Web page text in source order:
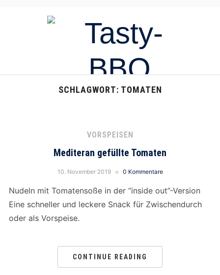
SCHLAGWORT: TOMATEN
VORSPEISEN
Mediteran gefüllte Tomaten
10. November 2019 0 Kommentare
Nudeln mit Tomatensoße in der “inside out”-Version
Eine schneller und leckere Snack für Zwischendurch
oder als Vorspeise.
CONTINUE READING